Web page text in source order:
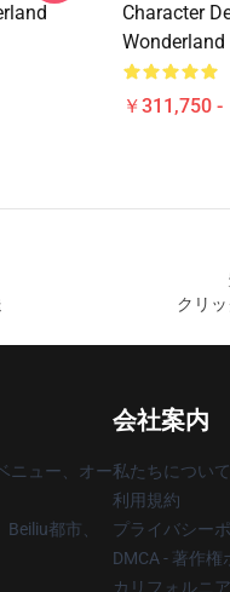
Character
￥311,750
クリ
ニュー、オー
都市、
会社案内
私たちについて
利用規約
プライバシー
DMCA - 著作権
カリフォルニ